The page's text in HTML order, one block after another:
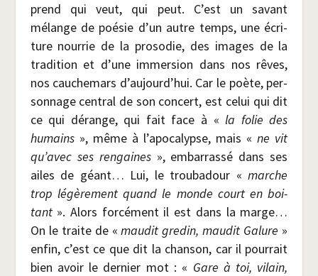
prend qui veut, qui peut. C’est un savant
mélange de poé­sie d’un autre temps, une écri­
ture nour­rie de la pro­so­die, des images de la
tra­di­tion et d’une immer­sion dans nos rêves,
nos cau­che­mars d’aujourd’hui. Car le poète, per­
son­nage cen­tral de son concert, est celui qui dit
ce qui dérange, qui fait face à «la folie des
humains», même à l’apocalypse, mais «ne vit
qu’avec ses ren­gaines », embar­ras­sé dans ses
ailes de géant… Lui, le trou­ba­dour «marche
trop légè­re­ment quand le monde court en boi­
tant ». Alors for­cé­ment il est dans la marge…
On le traite de «mau­dit gre­din, mau­dit Galure »
enfin, c’est ce que dit la chan­son, car il pour­rait
bien avoir le der­nier mot : « Gare à toi, vilain,